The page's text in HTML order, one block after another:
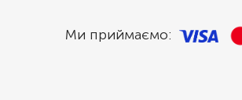
Ми приймаємо: